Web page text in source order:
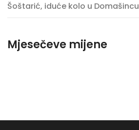
Šoštarić, iduće kolo u Domašincu
Mjesečeve mijene